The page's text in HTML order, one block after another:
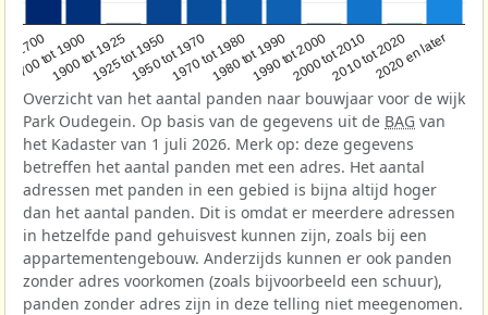
1700
1700 tot 1900
1900 tot 19251925 tot 19501950 tot 19701970 tot 19801980 tot 19901990 tot 20002000 tot 20102010 tot 20202020 en later
Overzicht van het aantal panden naar bouwjaar voor de wijk
Park Oudegein. Op basis van de gegevens uit de BAG van
het Kadaster van 1 juli 2026. Merk op: deze gegevens
betreffen het aantal panden met een adres. Het aantal
adressen met panden in een gebied is bijna altijd hoger
dan het aantal panden. Dit is omdat er meerdere adressen
in hetzelfde pand gehuisvest kunnen zijn, zoals bij een
appartementengebouw. Anderzijds kunnen er ook panden
zonder adres voorkomen (zoals bijvoorbeeld een schuur),
panden zonder adres zijn in deze telling niet meegenomen.